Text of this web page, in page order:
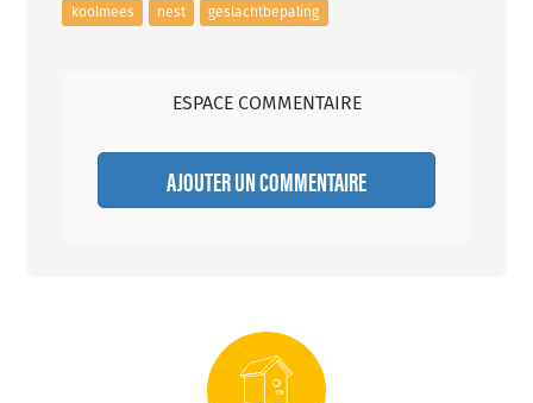
koolmees nest geslachtbepaling
ESPACE COMMENTAIRE
AJOUTER UN COMMENTAIRE